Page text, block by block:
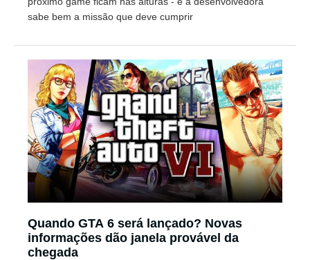
sabe bem a missão que deve cumprir
Quando GTA 6 será lançado? Novas
informações dão janela provável da
chegada